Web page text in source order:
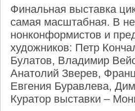
Финальная выставка
самая масштабная. В
нонконформистов и
художников: Петр
Булатов, Владимир
Анатолий Зверев,
Евгения Буравлева,
Куратор выставки –